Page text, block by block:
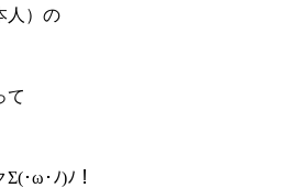
人）の
て
･ω･ﾉ)ﾉ！